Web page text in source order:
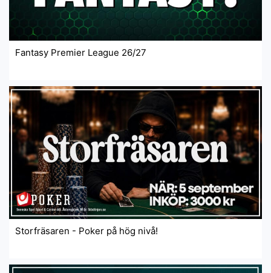
Fantasy Premier League 26/27
Storfräsaren - Poker på hög nivå!